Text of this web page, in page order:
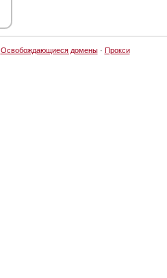
Освобождающиеся домены· Прокси